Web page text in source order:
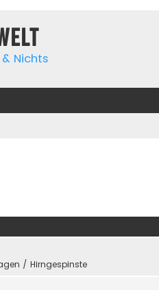
Nichts
/ Hirngespinste